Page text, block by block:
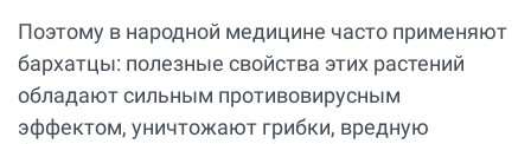
Поэтому в народной медицине часто применяют
бархатцы: полезные свойства этих растений
обладают сильным противовирусным
эффектом, уничтожают грибки, вредную